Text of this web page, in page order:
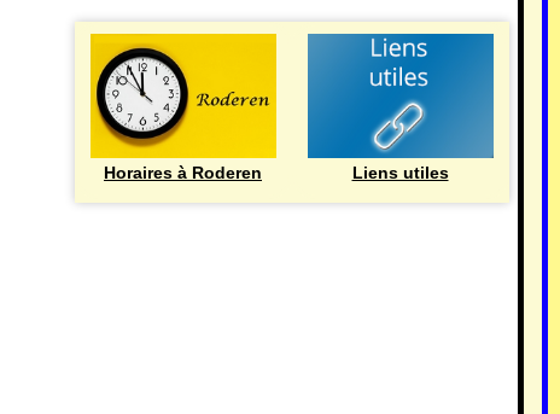
Horaires à Roderen Liens utiles